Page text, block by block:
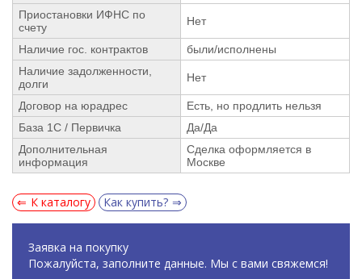
Приостановки ИФНС по
счету
Нет
Наличие гос. контрактов
были/исполнены
Наличие задолженности,
долги
Нет
Договор на юрадрес
Есть, но продлить нельзя
База 1С / Первичка
Да/Да
Дополнительная
информация
Сделка оформляется в
Москве
К каталогу Как купить?
Заявка на покупку
Пожалуйста, заполните данные. Мы с вами свяжемся!